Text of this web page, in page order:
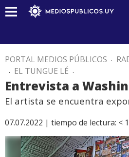
PORTAL MEDIOS PÚBLICOS .
. EL TUNGUE LÉ .
Entrevista a
El artista se encuentra
07.07.2022 | tiempo de lectura: < 1